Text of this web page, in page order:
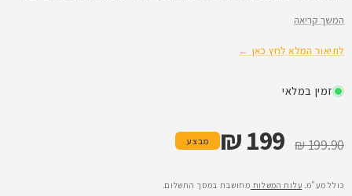
המשך קריאה
לתיאור המלא לחץ כאן ←
זמין במלאי
199.90 ₪
מחיר מבצע
199 ₪ מבצע
כולל מע"מ. עלות המשלוח מחושבת במסך התשלום.